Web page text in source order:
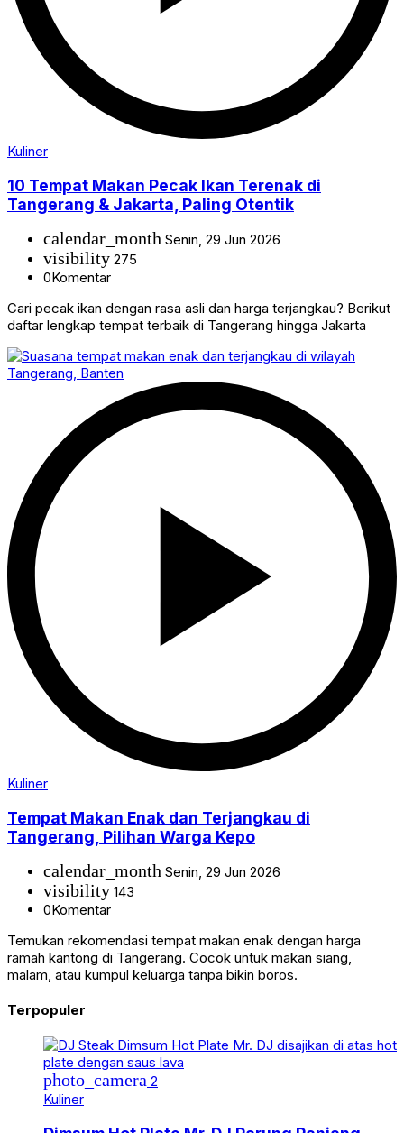
Kuliner
10 Tempat Makan Pecak Ikan Terenak di
Tangerang & Jakarta, Paling Otentik
calendar_month Senin, 29 Jun 2026
visibility 275
0Komentar
Cari pecak ikan dengan rasa asli dan harga terjangkau? Berikut
daftar lengkap tempat terbaik di Tangerang hingga Jakarta
Kuliner
Tempat Makan Enak dan Terjangkau di
Tangerang, Pilihan Warga Kepo
calendar_month Senin, 29 Jun 2026
visibility 143
0Komentar
Temukan rekomendasi tempat makan enak dengan harga
ramah kantong di Tangerang. Cocok untuk makan siang,
malam, atau kumpul keluarga tanpa bikin boros.
Terpopuler
photo_camera 2
Kuliner